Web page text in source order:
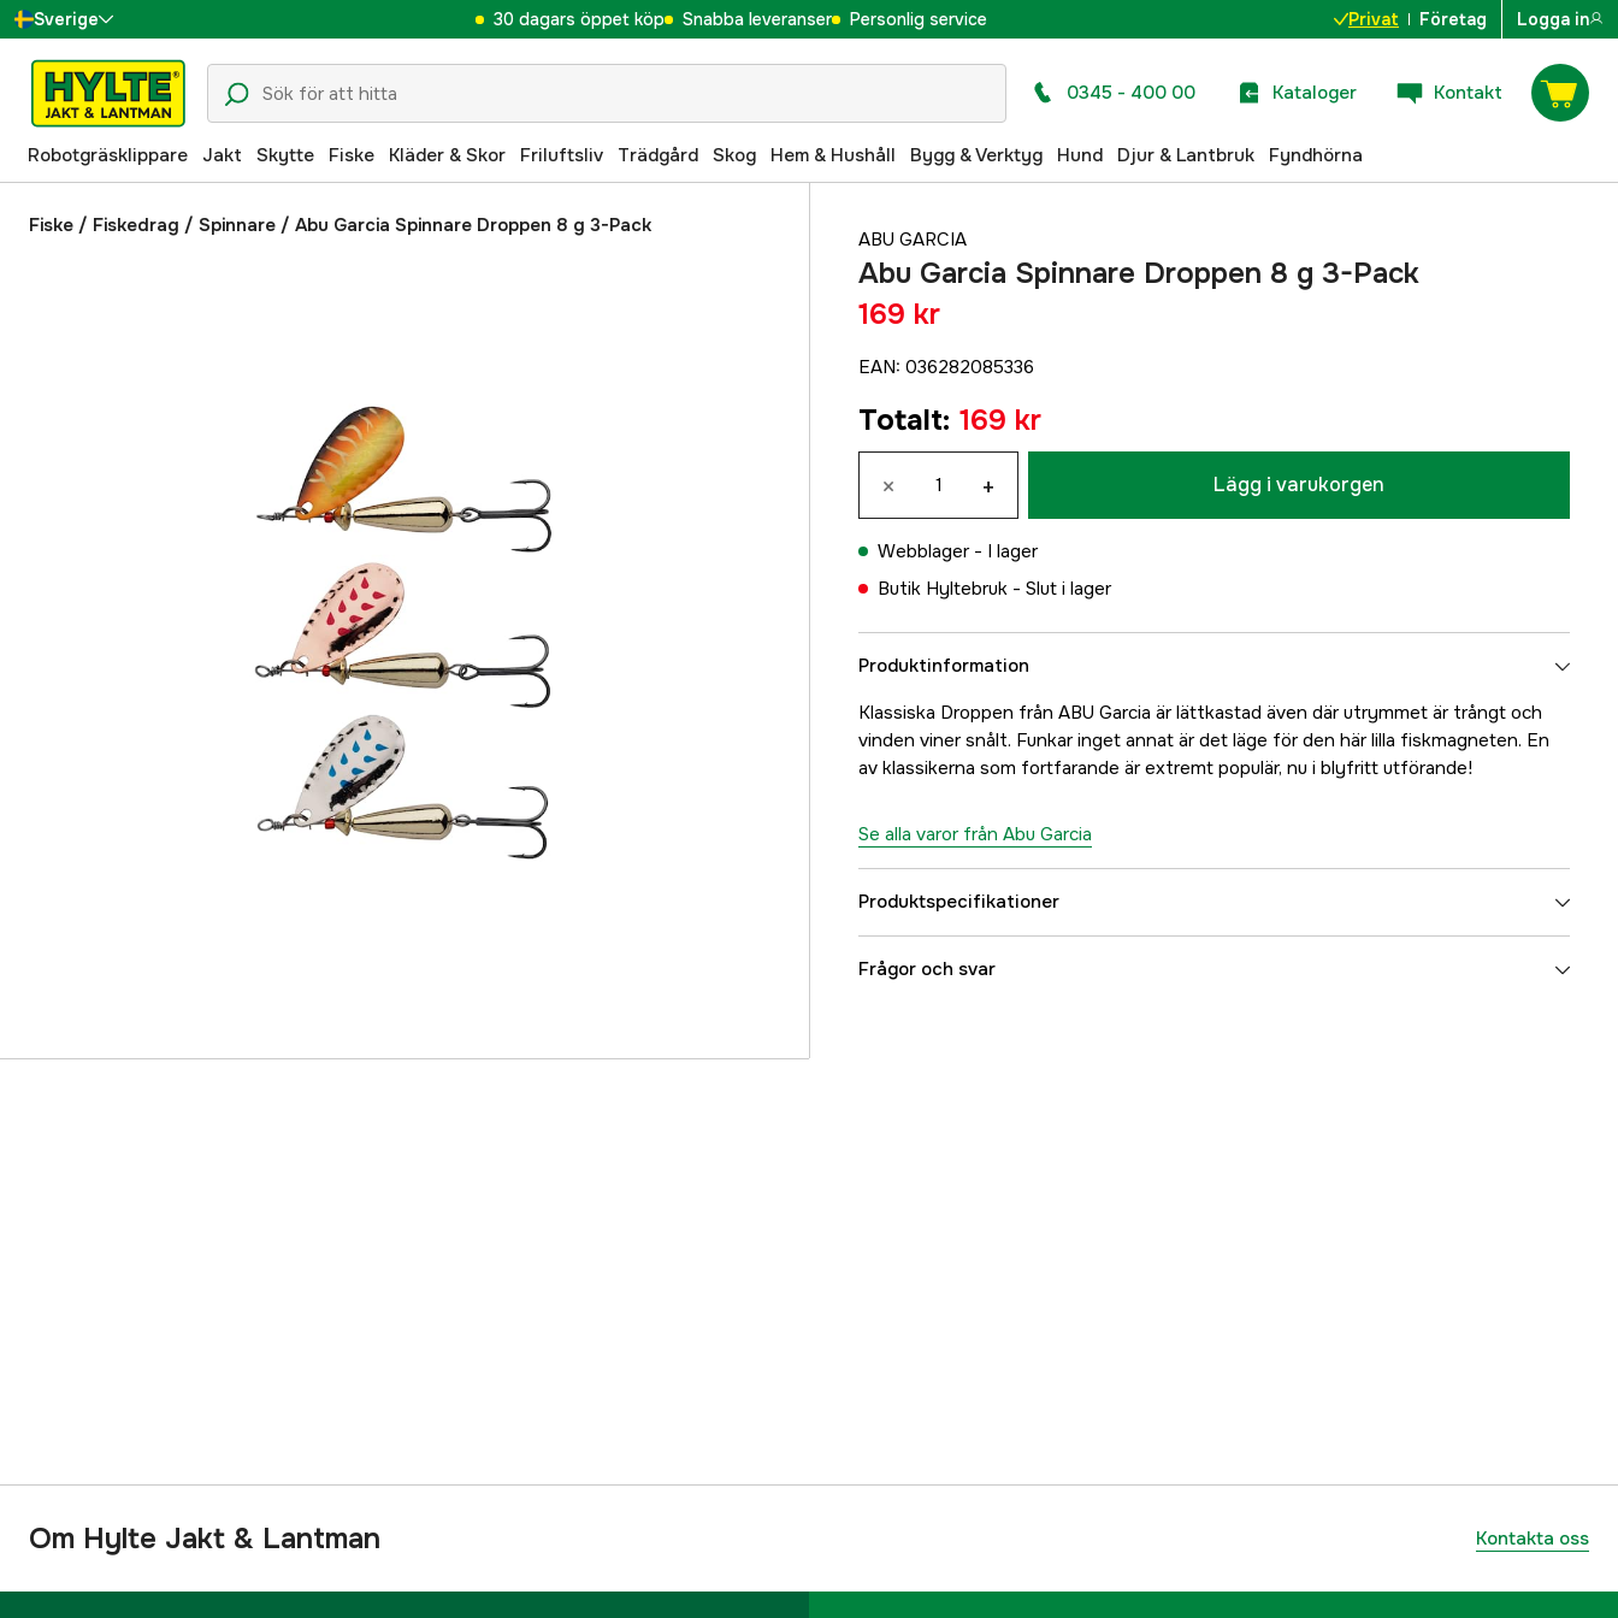
Sverige
Danmark
Suomi
Norge
Deutschland
30 dagars öppet köp Snabba leveranser Personlig service Privat Företag Logga in
0345 - 400 00 Kataloger Kontakt
Robotgräsklippare Jakt Skytte Fiske Kläder & Skor Friluftsliv Trädgård Skog Hem & Hushåll Bygg & Verktyg Hund Djur & Lantbruk Fyndhörna
Fiske / Fiskedrag / Spinnare / Abu Garcia Spinnare Droppen 8 g 3-Pack
ABU GARCIA
Abu Garcia Spinnare Droppen 8 g 3-Pack
169 kr
EAN: 036282085336
Totalt: 169 kr
× + Lägg i varukorgen
Webblager - I lager
Butik Hyltebruk - Slut i lager
Produktinformation
Klassiska Droppen från ABU Garcia är lättkastad även där utrymmet är trångt och
vinden viner snålt. Funkar inget annat är det läge för den här lilla fiskmagneten. En
av klassikerna som fortfarande är extremt populär, nu i blyfritt utförande!
Se alla varor från Abu Garcia
Produktspecifikationer
Beteslängd
Frågor och svar
Om Hylte Jakt & Lantman Kontakta oss